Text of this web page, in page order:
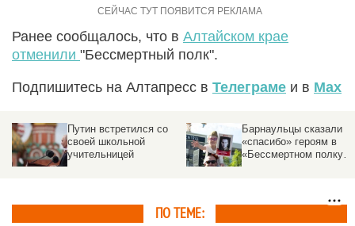
Ранее сообщалось, что в Алтайском крае
отменили "Бессмертный полк".
Подпишитесь на Алтапресс в Телеграме и в Max
Путин встретился со
своей школьной
учительницей
Барнаульцы сказали
«спасибо» героям в
«Бессмертном полку».
ПО ТЕМЕ: